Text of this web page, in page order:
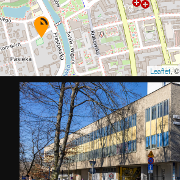
Leaflet, ©